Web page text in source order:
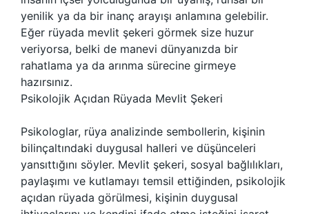
yenilik ya da bir inanç arayışı anlamına gelebilir.
Eğer rüyada mevlit şekeri görmek size huzur
veriyorsa, belki de manevi dünyanızda bir
rahatlama ya da arınma sürecine girmeye
hazırsınız.
Psikolojik Açıdan Rüyada Mevlit Şekeri
Psikologlar, rüya analizinde sembollerin, kişinin
bilinçaltındaki duygusal halleri ve düşünceleri
yansıttığını söyler. Mevlit şekeri, sosyal bağlılıkları,
paylaşımı ve kutlamayı temsil ettiğinden, psikolojik
açıdan rüyada görülmesi, kişinin duygusal